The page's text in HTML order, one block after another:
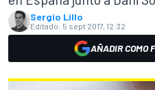
Sergio Lillo
Editado: 5 sept 2017, 12:32
AÑADIR COMO